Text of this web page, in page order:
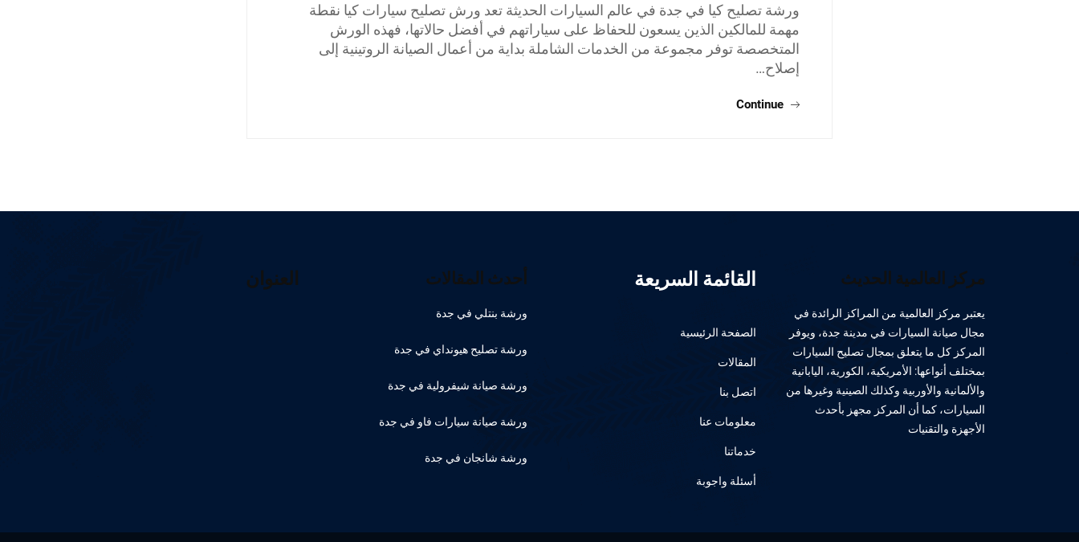
ورشة تصليح كيا في جدة في عالم السيارات الحديثة تعد ورش تصليح سيارات كيا نقطة
مهمة للمالكين الذين يسعون للحفاظ على سياراتهم في أفضل حالاتها، فهذه الورش
المتخصصة توفر مجموعة من الخدمات الشاملة بداية من أعمال الصيانة الروتينية إلى
إصلاح…
Continue
مركز العالمية الحديث
يعتبر مركز العالمية من المراكز الرائدة في
مجال صيانة السيارات في مدينة جدة، ويوفر
المركز كل ما يتعلق بمجال تصليح السيارات
بمختلف أنواعها: الأمريكية، الكورية، اليابانية
والألمانية والأوربية وكذلك الصينية وغيرها من
السيارات، كما أن المركز مجهز بأحدث
الأجهزة والتقنيات
القائمة السريعة
الصفحة الرئيسية
المقالات
اتصل بنا
معلومات عنا
خدماتنا
أسئلة واجوبة
أحدث المقالات
ورشة بنتلي في جدة
ورشة تصليح هيونداي في جدة
ورشة صيانة شيفرولية في جدة
ورشة صيانة سيارات فاو في جدة
ورشة شانجان في جدة
العنوان